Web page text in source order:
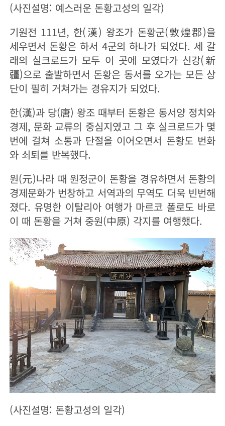
(사진설명: 예스러운 돈황고성의 일각)
기원전 111년, 한(漢) 왕조가 돈황군(敦煌郡)을
세우면서 돈황은 하서 4군의 하나가 되었다. 세 갈
래의 실크로드가 모두 이 곳에 모였다가 신강(新
疆)으로 출발하면서 돈황은 동서를 오가는 모든 상
단이 필히 거쳐가는 경유지가 되었다.
한(漢)과 당(唐) 왕조 때부터 돈황은 동서양 정치와
경제, 문화 교류의 중심지였고 그 후 실크로드가 몇
번에 걸쳐 소통과 단절을 이어오면서 돈황도 번화
와 쇠퇴를 반복했다.
원(元)나라 때 원정군이 돈황을 경유하면서 돈황의
경제문화가 번창하고 서역과의 무역도 더욱 빈번해
졌다. 유명한 이탈리아 여행가 마르코 폴로도 바로
이 때 돈황을 거쳐 중원(中原) 각지를 여행했다.
(사진설명: 돈황고성의 일각)